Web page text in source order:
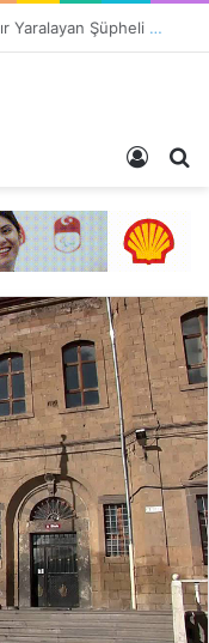
Ortopedik Engelli Bireyi Darbedip Ağır Yaralayan Şüpheli Tutuklandı
Giriş